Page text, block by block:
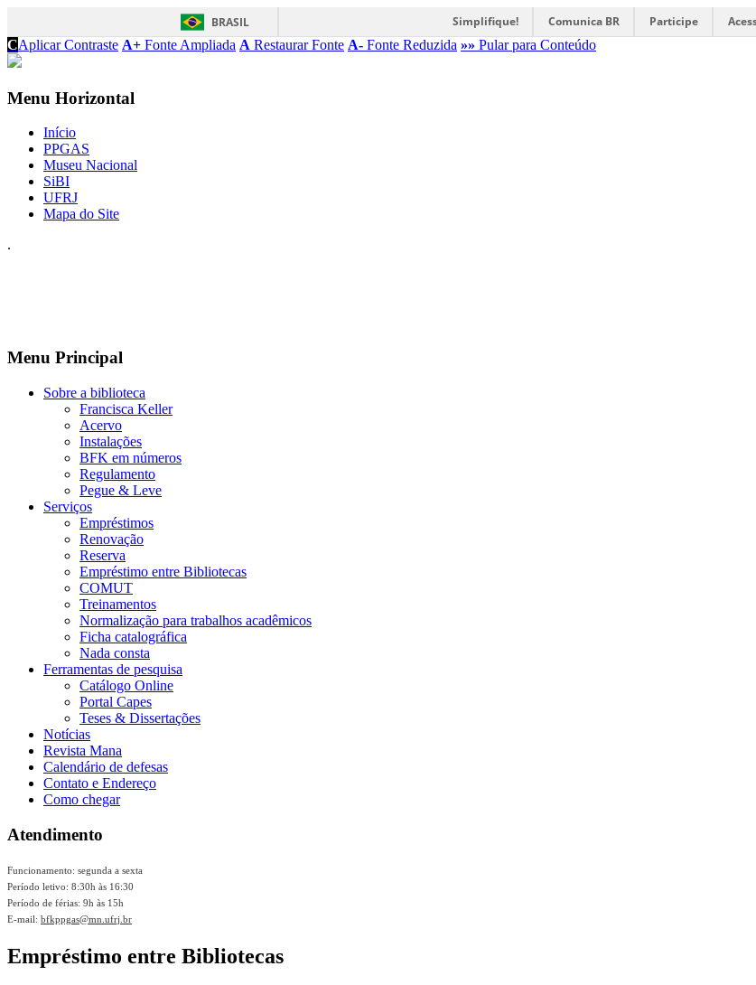
BRASIL Simplifique! Comunica BR Participe
CAplicar Contraste A+ Fonte Ampliada A Restaurar Fonte A- Fonte Reduzida »» Pular para Conteúdo
Menu Horizontal
Início
PPGAS
Museu Nacional
SiBI
UFRJ
Mapa do Site
.
Menu Principal
Sobre a biblioteca
Francisca Keller
Acervo
Instalações
BFK em números
Regulamento
Pegue & Leve
Serviços
Empréstimos
Renovação
Reserva
Empréstimo entre Bibliotecas
COMUT
Treinamentos
Normalização para trabalhos acadêmicos
Ficha catalográfica
Nada consta
Ferramentas de pesquisa
Catálogo Online
Portal Capes
Teses & Dissertações
Notícias
Revista Mana
Calendário de defesas
Contato e Endereço
Como chegar
Atendimento
Funcionamento: segunda a sexta
Período letivo: 8:30h às 16:30
Período de férias: 9h às 15h
E-mail: bfkppgas@mn.ufrj.br
Empréstimo entre Bibliotecas